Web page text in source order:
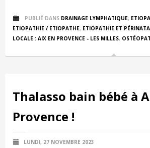
PUBLIÉ DANS DRAINAGE LYMPHATIQUE,
ETIOPATHIE / ETIOPATHE, ETIOPATHIE ET
LOCALE : AIX EN PROVENCE - LES MILLES,
Thalasso bain bébé à
Provence !
LUNDI, 27 NOVEMBRE 2023